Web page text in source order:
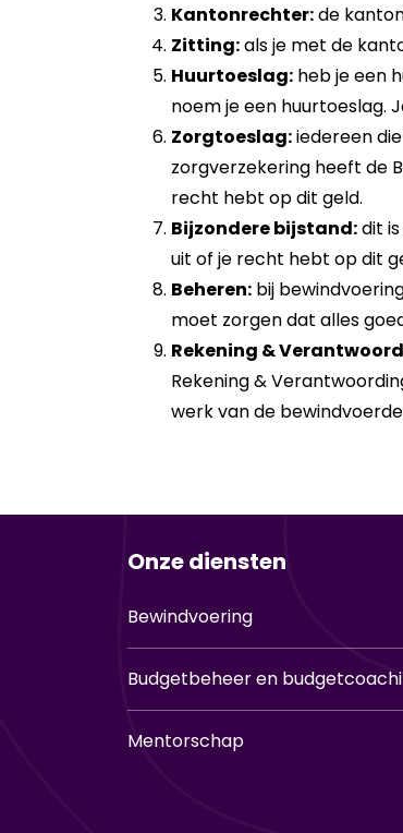
Kantonrechter:de
Zitting:als je met de
Huurtoeslag: heb je een
noem je een huurtoeslag.
Zorgtoeslag:iedereen
zorgverzekering heeft de
recht hebt op dit geld.
Bijzondere bijstand:dit
uit of je recht hebt op dit
Beheren: bij
moet zorgen dat alles
Rekening &
Rekening &
werk van de
Onze diensten
Bewindvoering
Budgetbeheer en
Mentorschap